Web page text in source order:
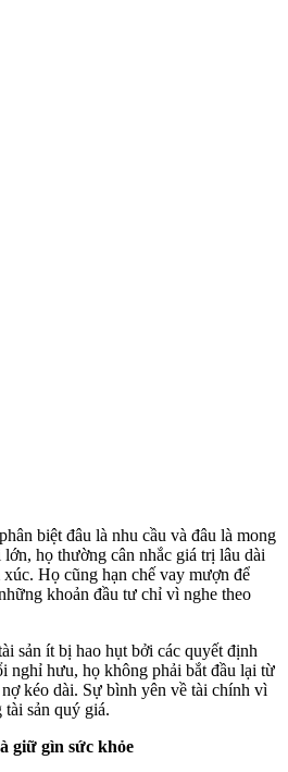
biệt đâu là nhu cầu và đâu là mong
họ thường cân nhắc giá trị lâu dài
Họ cũng hạn chế vay mượn để
khoản đầu tư chỉ vì nghe theo
sản ít bị hao hụt bởi các quyết định
nghỉ hưu, họ không phải bắt đầu lại từ
kéo dài. Sự bình yên về tài chính vì
tài sản quý giá.
giữ gìn sức khỏe